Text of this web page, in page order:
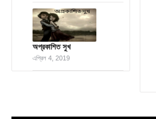
অপ্রকাশিত সুখ
এপ্রিল 4, 2019